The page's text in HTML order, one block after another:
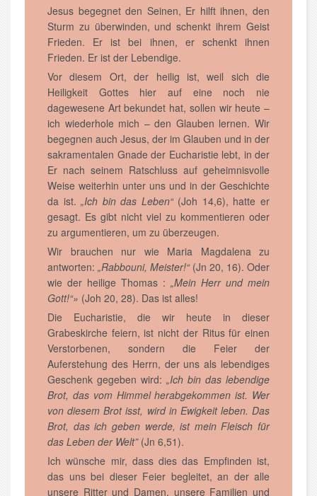
Jesus begegnet den Seinen, Er hilft ihnen, den
Sturm zu überwinden, und schenkt ihrem Geist
Frieden. Er ist bei ihnen, er schenkt ihnen
Frieden. Er ist der Lebendige.
Vor diesem Ort, der heilig ist, weil sich die
Heiligkeit Gottes hier auf eine noch nie
dagewesene Art bekundet hat, sollen wir heute –
ich wiederhole mich – den Glauben lernen. Wir
begegnen auch Jesus, der im Glauben und in der
sakramentalen Gnade der Eucharistie lebt, in der
Er nach seinem Ratschluss auf geheimnisvolle
Weise weiterhin unter uns und in der Geschichte
da ist.„Ich bin das Leben“(Joh 14,6), hatte er
gesagt. Es gibt nicht viel zu kommentieren oder
zu argumentieren, um zu überzeugen.
Wir brauchen nur wie Maria Magdalena zu
antworten: „Rabbouni, Meister!“ (Jn 20, 16). Oder
wie der heilige Thomas : „Mein Herr und mein
Gott!“» (Joh 20, 28). Das ist alles!
Die Eucharistie, die wir heute in dieser
Grabeskirche feiern, ist nicht der Ritus für einen
Verstorbenen, sondern die Feier der
Auferstehung des Herrn, der uns als lebendiges
Geschenk gegeben wird: „Ich bin das lebendige
Brot, das vom Himmel herabgekommen ist. Wer
von diesem Brot isst, wird in Ewigkeit leben. Das
Brot, das ich geben werde, ist mein Fleisch für
das Leben der Welt” (Jn 6,51).
Ich wünsche mir, dass dies das Empfinden ist,
das uns bei dieser Feier begleitet, an der alle
unsere Ritter und Damen, unsere Familien und